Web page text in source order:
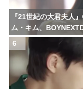
『21世紀の大君夫人
ム・キム、
6